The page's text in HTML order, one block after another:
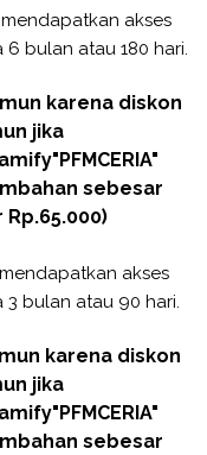
akses
6 bulan atau 180 hari.
karena diskon
jika
"PFMCERIA"
sebesar
Rp.65.000)
akses
3 bulan atau 90 hari.
karena diskon
jika
"PFMCERIA"
sebesar